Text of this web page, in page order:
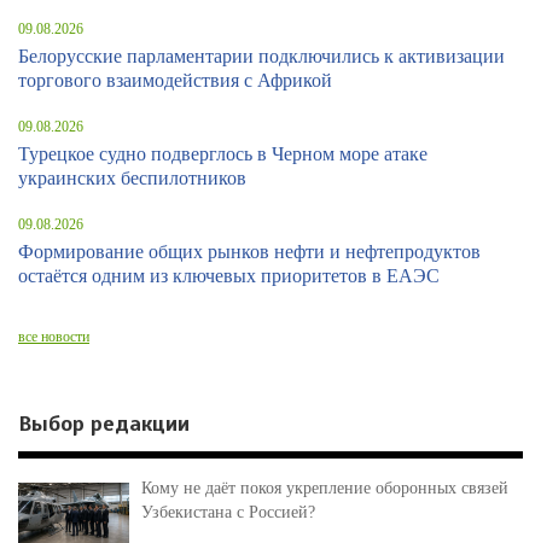
09.08.2026
Белорусские парламентарии подключились к активизации
торгового взаимодействия с Африкой
09.08.2026
Турецкое судно подверглось в Черном море атаке
украинских беспилотников
09.08.2026
Формирование общих рынков нефти и нефтепродуктов
остаётся одним из ключевых приоритетов в ЕАЭС
все новости
Выбор редакции
Кому не даёт покоя укрепление оборонных связей
Узбекистана с Россией?